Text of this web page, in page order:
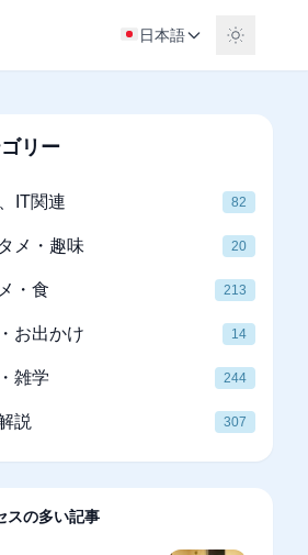
日本語
リー
IT関連 82
メ・趣味 20
・食 213
お出かけ 14
雑学 244
説 307
スの多い記事